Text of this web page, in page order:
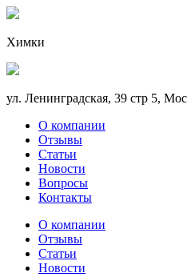
Химки
ул. Ленинградская, 39 стр 5,
О компании
Отзывы
Статьи
Новости
Вопросы
Контакты
О компании
Отзывы
Статьи
Новости